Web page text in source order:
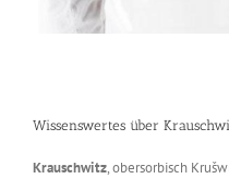
Wissenswertes über
Krauschwitz, obersorbisch